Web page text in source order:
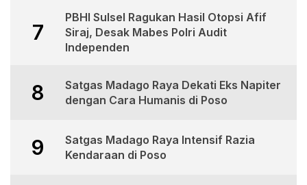
7
PBHI Sulsel Ragukan Hasil Otopsi Afif
Siraj, Desak Mabes Polri Audit
Independen
8
Satgas Madago Raya Dekati Eks Napiter
dengan Cara Humanis di Poso
9
Satgas Madago Raya Intensif Razia
Kendaraan di Poso